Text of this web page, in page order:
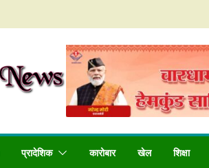
प्रादेशिक कारोबार खेल शिक्षा